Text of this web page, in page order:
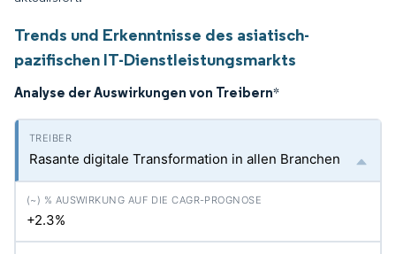
Trends und Erkenntnisse des asiatisch-
pazifischen IT-Dienstleistungsmarkts
Analyse der Auswirkungen von Treibern*
Rasante digitale Transformation in allen Branchen
+2.3%